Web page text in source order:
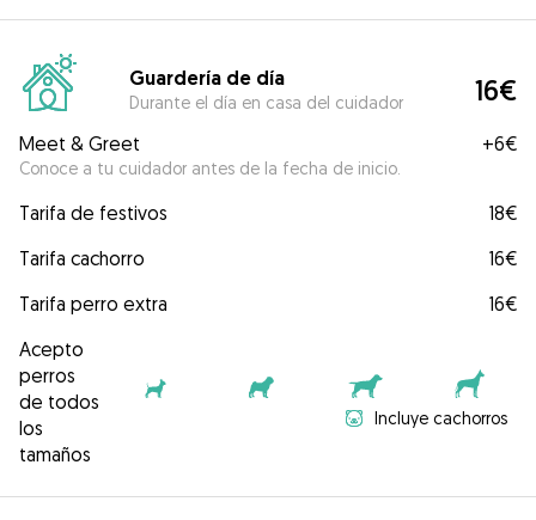
Guardería de día
Durante el día en casa del cuidador 16€
Meet & Greet
Conoce a tu cuidador antes de la fecha de inicio.
+6€
Tarifa de festivos
18€
Tarifa cachorro
16€
Tarifa perro extra
16€
Acepto
perros
de todos
los
tamaños
Incluye cachorros